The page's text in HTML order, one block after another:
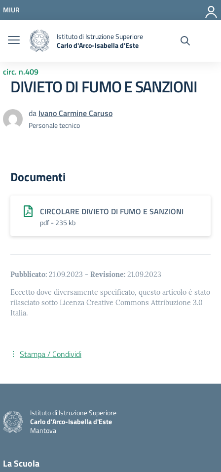
Vai al menu di navigazione
Vai al footer
MIUR
Istituto di Istruzione Superiore
Carlo d'Arco-Isabella d'Este
circ. n.409
DIVIETO DI FUMO E SANZIONI
da Ivano Carmine Caruso
Personale tecnico
Documenti
CIRCOLARE DIVIETO DI FUMO E SANZIONI
pdf - 235 kb
Pubblicato: 21.09.2023 - Revisione: 21.09.2023
Eccetto dove diversamente specificato, questo articolo è stato
rilasciato sotto Licenza Creative Commons Attribuzione 3.0
Italia.
Stampa / Condividi
Istituto di Istruzione Superiore
Carlo d'Arco-Isabella d'Este
Mantova
La Scuola